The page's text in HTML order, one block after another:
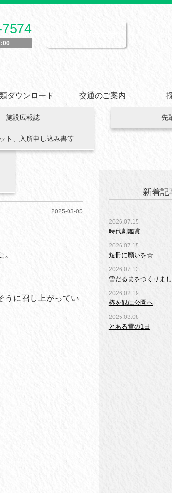
ダウンロード
施設広報誌
ト、入所申し込み書等
交通のご案内
先
2025-03-05
うに召し上がってい
新着記
2026.07.15
時代劇鑑賞
2026.07.15
短冊に願いを☆
2026.07.13
雪だるまをつくりまし
2026.02.19
椿を観に公園へ
2025.03.08
とある雪の1日